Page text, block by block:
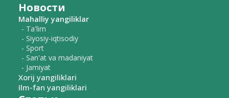
Новости
Mahalliy yangiliklar
- Ta'lim
- Siyosiy-iqtisodiy
- Sport
- San'at va madaniyat
- Jamiyat
Xorij yangiliklari
Ilm-fan yangiliklari